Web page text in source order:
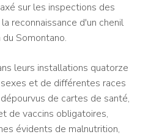
sur les inspections des
reconnaissance d'un chenil
Somontano.
leurs installations quatorze
et de différentes races
de cartes de santé,
de vaccins obligatoires,
évidents de malnutrition,